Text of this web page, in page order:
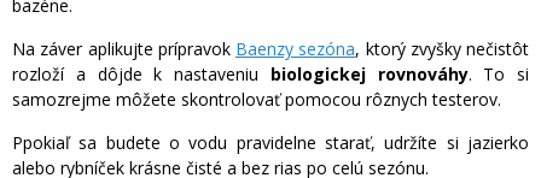
bazéne.
Na záver aplikujte prípravok Baenzy sezóna, ktorý zvyšky nečistôt
rozloží a dôjde k nastaveniu biologickej rovnováhy. To si
samozrejme môžete skontrolovať pomocou rôznych testerov.
Ppokiaľ sa budete o vodu pravidelne starať, udržíte si jazierko
alebo rybníček krásne čisté a bez rias po celú sezónu.